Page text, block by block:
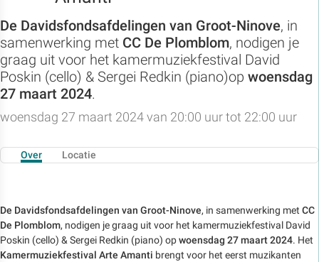
De Davidsfondsafdelingen van Groot-Ninove, in
samenwerking met CC De Plomblom, nodigen je
graag uit voor het kamermuziekfestival David
Poskin (cello) & Sergei Redkin (piano)op woensdag
27 maart 2024.
woensdag 27 maart 2024 van 20:00 uur tot 22:00 uur
Over Locatie
De Davidsfondsafdelingen van Groot-Ninove, in samenwerking met CC
De Plomblom, nodigen je graag uit voor het kamermuziekfestival David
Poskin (cello) & Sergei Redkin (piano) opwoensdag 27 maart 2024. Het
Kamermuziekfestival Arte Amanti brengt voor het eerst muzikanten